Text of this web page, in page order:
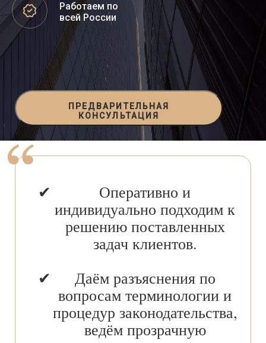
Работаем по
всей России
ПРЕДВАРИТЕЛЬНАЯ
КОНСУЛЬТАЦИЯ
Оперативно и
индивидуально подходим к
решению поставленных
задач клиентов.
Даём разъяснения по
вопросам терминологии и
процедур законодательства,
ведём прозрачную